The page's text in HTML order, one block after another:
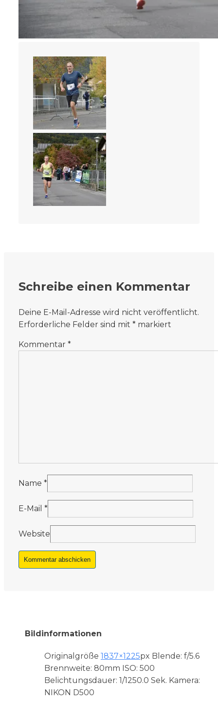
Schreibe einen Kommentar
Deine E-Mail-Adresse wird nicht veröffentlicht.
Erforderliche Felder sind mit * markiert
Kommentar *
Name *
E-Mail *
Website
Bildinformationen
Originalgröße 1837×1225px Blende: f/5.6
Brennweite: 80mm ISO: 500
Belichtungsdauer: 1/1250.0 Sek. Kamera:
NIKON D500